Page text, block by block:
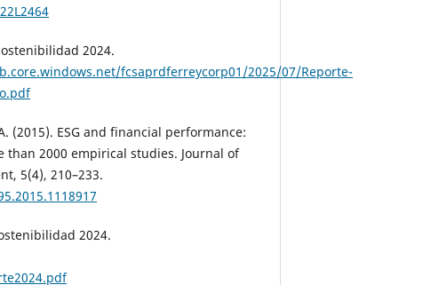
2024.
fcsaprdferreycorp01/2025/07/Reporte-
(2015). ESG and financial performance:
2000 empirical studies. Journal of
5(4), 210–233.
2024.